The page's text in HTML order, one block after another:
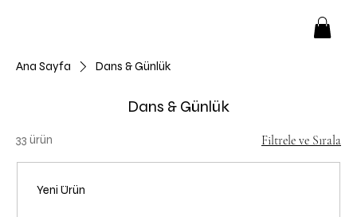
Ana Sayfa Dans & Günlük
Dans & Günlük
33 ürün Filtrele ve Sırala
Yeni Ürün